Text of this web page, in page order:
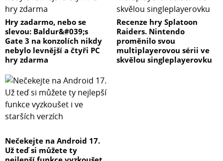
Hry zadarmo, nebo se
slevou: Baldur&#039;s
Gate 3 na konzolích nikdy
nebylo levnější a čtyři PC
hry zdarma
Recenze hry Splatoon
Raiders. Nintendo
proměnilo svou
multiplayerovou sérii ve
skvělou singleplayerovku
Nečekejte na Android 17.
Už teď si můžete ty